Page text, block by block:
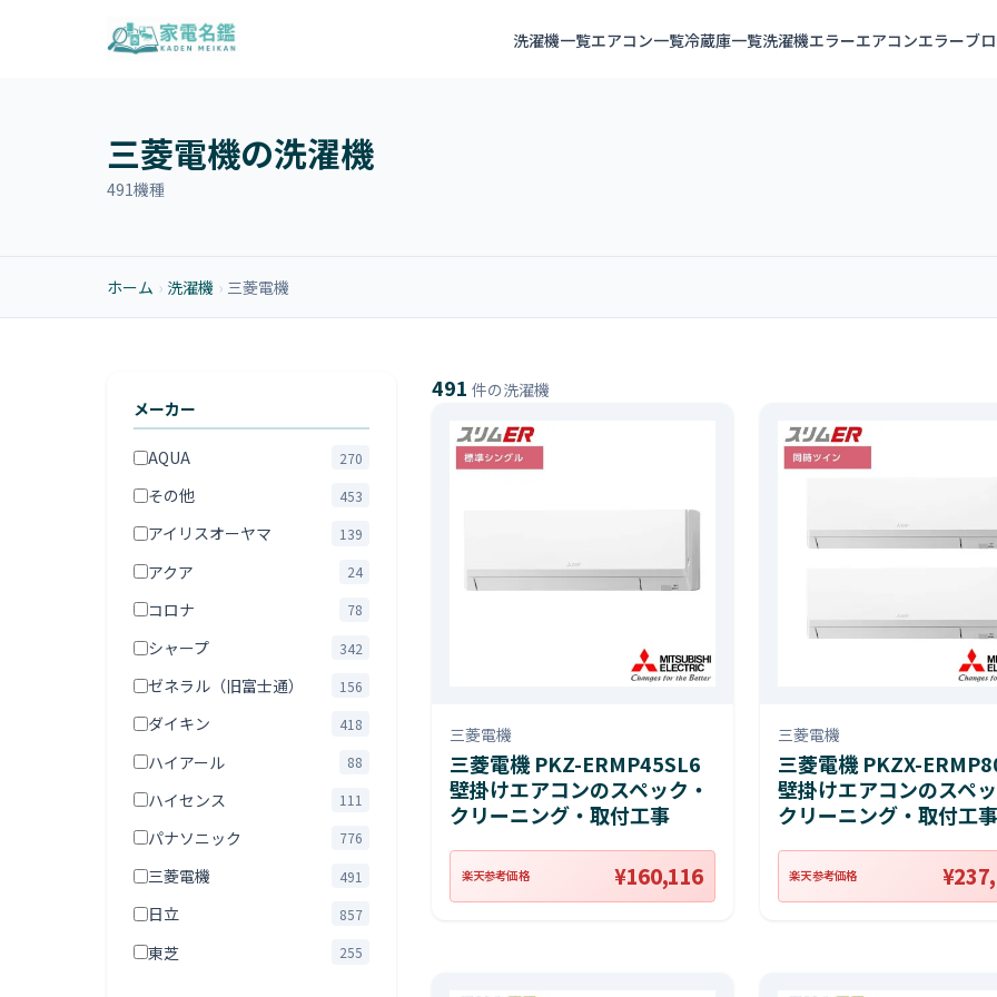
洗濯機一覧エアコン一覧冷蔵庫一覧洗濯機エラーエアコンエラーブ
三菱電機の洗濯機
491機種
ホーム › 洗濯機 › 三菱電機
メーカー
AQUA 270
その他 453
アイリスオーヤマ 139
アクア 24
コロナ 78
シャープ 342
ゼネラル（旧富士通） 156
ダイキン 418
ハイアール 88
ハイセンス 111
パナソニック 776
三菱電機 491
日立 857
東芝 255
491 件の洗濯機
三菱電機
三菱電機 PKZ-ERMP45SL6
壁掛けエアコンのスペック・
クリーニング・取付工事
楽天参考価格 ¥160,116
三菱電機
三菱電機 PKZX-
壁掛けエアコンのスペ
クリーニング・取付工事
楽天参考価格